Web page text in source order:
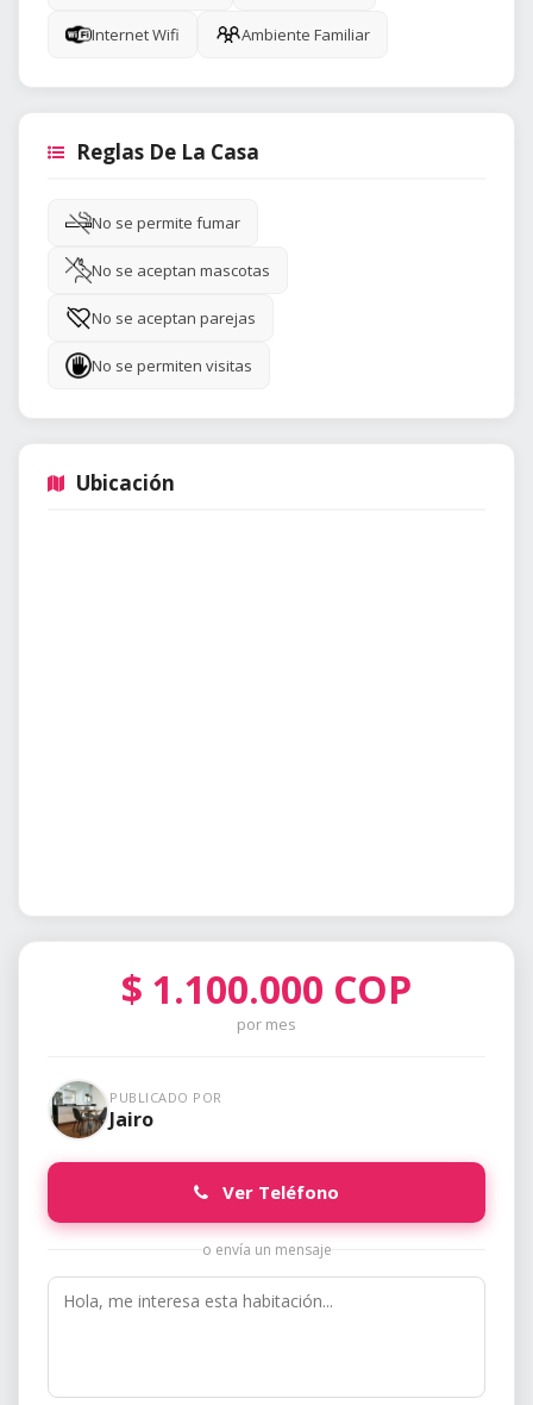
Internet Wifi Ambiente Familiar
Reglas De La Casa
No se permite fumar
No se aceptan mascotas
No se aceptan parejas
No se permiten visitas
Ubicación
$ 1.100.000 COP
por mes
PUBLICADO POR
Jairo
Ver Teléfono
o envía un mensaje